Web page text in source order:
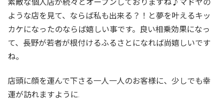
ような店を見て、ならば私も出来る？！と夢を叶えるキッ
カケになったのならば嬉しい事です。良い相乗効果になっ
て、長野が若者が根付けるふるさとになれば尚嬉しいです
ね。
店頭に顔を運んで下さる一人一人のお客様に、少しでも幸
運が訪れますように